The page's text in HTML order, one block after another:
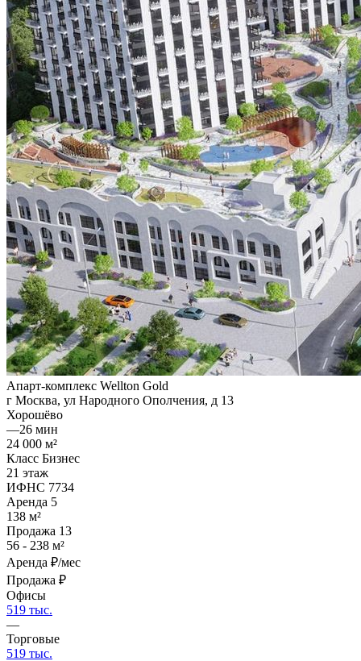
Апарт-комплекс Wellton Gold
г Москва, ул Народного Ополчения, д 13
Хорошёво
—26 мин
24 000 м²
Класс Бизнес
21 этаж
ИФНС 7734
Аренда 5
138 м²
Продажа 13
56 - 238 м²
Аренда ₽/мес
Продажа ₽
Офисы
519 тыс.
—
Торговые
519 тыс.